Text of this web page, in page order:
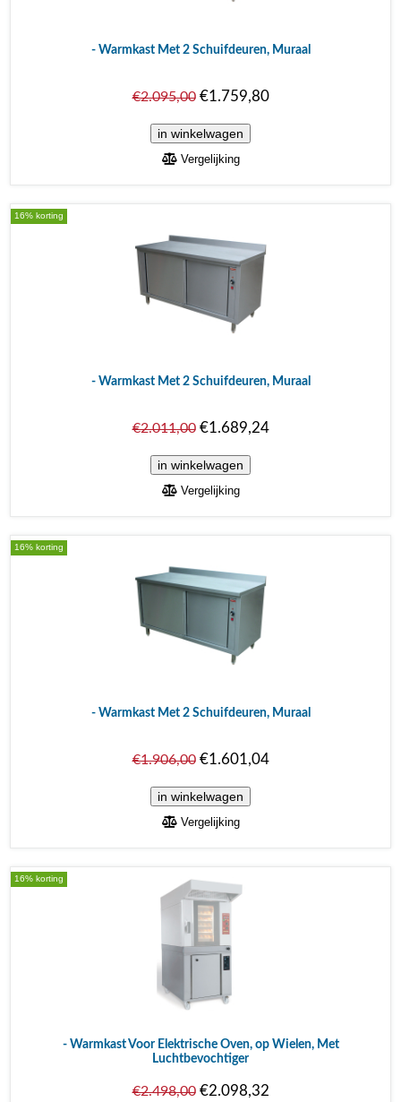
- Warmkast Met 2 Schuifdeuren, Muraal
€2.095,00€1.759,80
Vergelijking
16% korting
- Warmkast Met 2 Schuifdeuren, Muraal
€2.011,00€1.689,24
Vergelijking
16% korting
- Warmkast Met 2 Schuifdeuren, Muraal
€1.906,00€1.601,04
Vergelijking
16% korting
- Warmkast Voor Elektrische Oven, op Wielen, Met
Luchtbevochtiger
€2.498,00€2.098,32